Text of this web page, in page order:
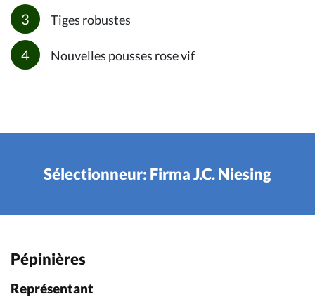
Tiges robustes
Nouvelles pousses rose vif
Sélectionneur: Firma J.C. Niesing
Pépinières
Représentant